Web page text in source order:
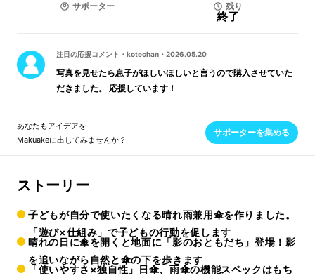
サポーター 残り
終了
注目の応援コメント ・ kotechan ・ 2026.05.20
写真を見せたら息子がほしいほしいと言うので購入させていた
だきました。 応援しています！
あなたもアイデアを
Makuakeに出してみませんか？
サポーターを集める
ストーリー
子どもが自分で使いたくなる晴れ雨兼用傘を作りました。
「遊び×仕組み」で子どもの行動を促します
晴れの日に傘を開くと地面に「影のおともだち」登場！影
を追いながら自然と傘の下を歩きます
「使いやすさ×独自性」日傘、雨傘の機能スペックはもち